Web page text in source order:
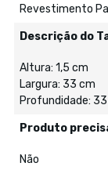
Revestimento
Descrição do
Altura: 1,5 cm
Largura: 33 cm
Profundidade:
Produto
Não